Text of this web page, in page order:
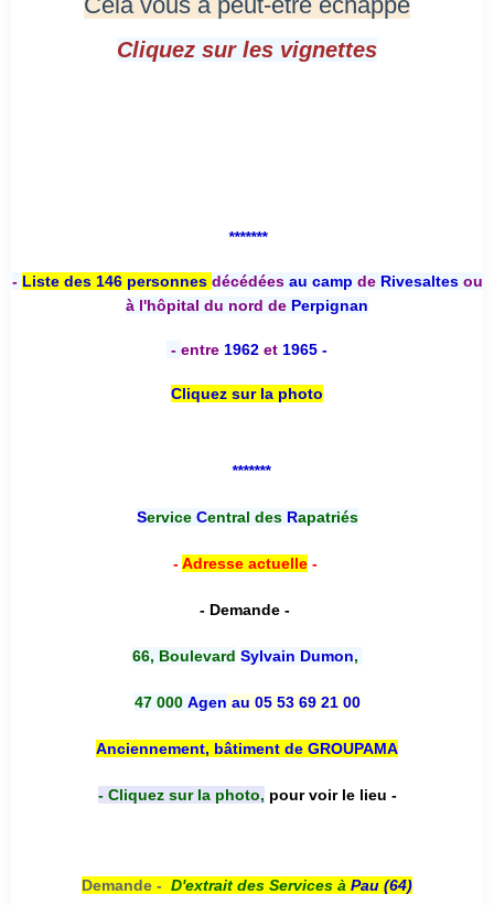
Cliquez sur les vignettes
*******
- Liste des 146 personnes décédées au camp deRivesaltesou
à l'hôpital du nord de Perpignan
- entre 1962 et 1965 -
Cliquez sur la photo
*******
Service Central desRapatriés
-Adresse actuelle-
- Demande -
66, Boulevard Sylvain Dumon,
47 000 Agen au 05 53 69 21 00
Anciennement, bâtiment de GROUPAMA
- Cliquez sur la photo, pour voir le lieu -
Demande - D'extrait des Services à Pau (64)